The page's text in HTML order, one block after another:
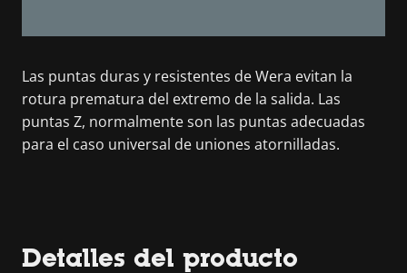
Las puntas duras y resistentes de Wera evitan la
rotura prematura del extremo de la salida. Las
puntas Z, normalmente son las puntas adecuadas
para el caso universal de uniones atornilladas.
Detalles del producto